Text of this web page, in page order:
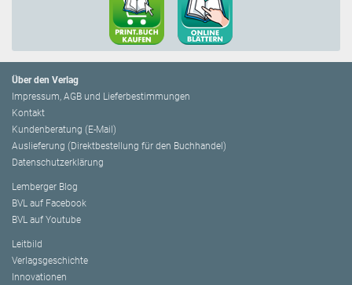
Über den Verlag
Impressum, AGB und Lieferbestimmungen
Kontakt
Kundenberatung (E-Mail)
Auslieferung (Direktbestellung für den Buchhandel)
Datenschutzerklärung
Lemberger Blog
BVL auf Facebook
BVL auf Youtube
Leitbild
Verlagsgeschichte
Innovationen